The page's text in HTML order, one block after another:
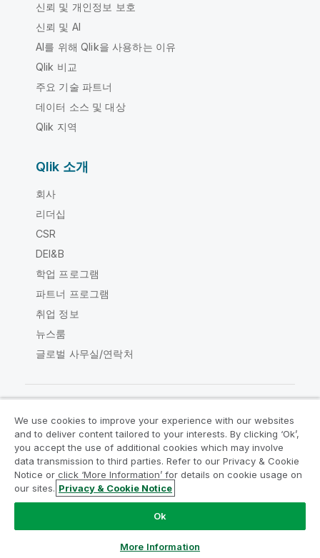
신뢰 및 개인정보 보호
신뢰 및 AI
AI를 위해 Qlik을 사용하는 이유
Qlik 비교
주요 기술 파트너
데이터 소스 및 대상
Qlik 지역
Qlik 소개
회사
리더십
CSR
DEI&B
학업 프로그램
파트너 프로그램
취업 정보
뉴스룸
글로벌 사무실/연락처
Qlik Community
법적 계약 제품 약관
Legal Policies
Legal Policies
사용 약관
Do Not Share My Info
Copyright © 1993-2026 QlikTech International AB. 무단 전재
We use cookies to improve your experience with our websites
and to deliver content tailored to your interests. By clicking ‘Ok’,
you accept the use of additional cookies which may involve
data transmission to third parties. Refer to our Privacy & Cookie
Notice or click ‘More Information’ for details on cookie usage on
our sites. Privacy & Cookie Notice
Ok
More Information